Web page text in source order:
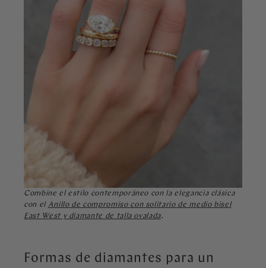
Combine el estilo contemporáneo con la elegancia clásica
con el Anillo de compromiso con solitario de medio bisel
East West y diamante de talla ovalada.
Formas de diamantes para un